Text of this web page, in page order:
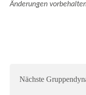
Änderungen
Nächste